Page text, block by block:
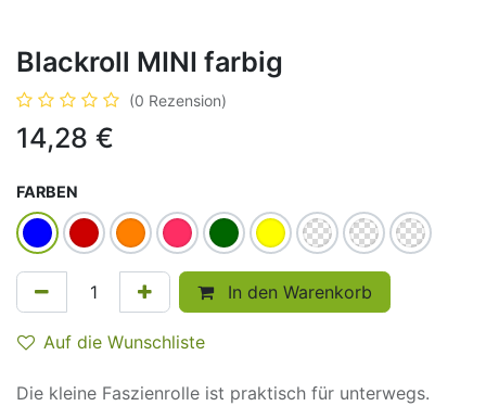
Blackroll MINI farbig
(0 Rezension)
14,28 €
FARBEN
In den Warenkorb
Auf die Wunschliste
Die kleine Faszienrolle ist praktisch für unterwegs.